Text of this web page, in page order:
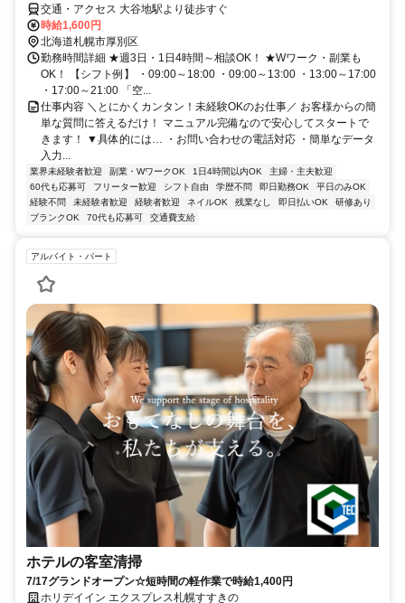
交通・アクセス 大谷地駅より徒歩すぐ
時給1,600円
北海道札幌市厚別区
勤務時間詳細 ★週3日・1日4時間～相談OK！ ★Wワーク・副業も
OK！ 【シフト例】 ・09:00～18:00 ・09:00～13:00 ・13:00～17:00
・17:00～21:00 「空...
仕事内容 ＼とにかくカンタン！未経験OKのお仕事／ お客様からの簡
単な質問に答えるだけ！ マニュアル完備なので安心してスタートで
きます！ ▼具体的には… ・お問い合わせの電話対応 ・簡単なデータ
入力...
業界未経験者歓迎 副業・WワークOK 1日4時間以内OK
主婦・主夫歓迎
60代も応募可
フリーター歓迎 シフト自由 学歴不問 即日勤務OK
平日のみOK
経験不問
未経験者歓迎 経験者歓迎 ネイルOK 残業なし 即日払いOK
研修あり
ブランクOK
70代も応募可 交通費支給
アルバイト・パート
ホテルの客室清掃
7/17グランドオープン☆短時間の軽作業で時給1,400円
ホリデイイン エクスプレス札幌すすきの